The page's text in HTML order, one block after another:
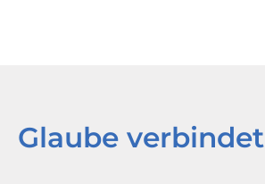
Glaube verbindet